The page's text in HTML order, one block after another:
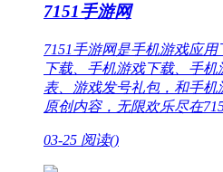
7151手游网
7151手游网是手机游戏应
下载、手机游戏下载、手
表、游戏发号礼包，和手
原创内容，无限欢乐尽在
03-25 阅读()